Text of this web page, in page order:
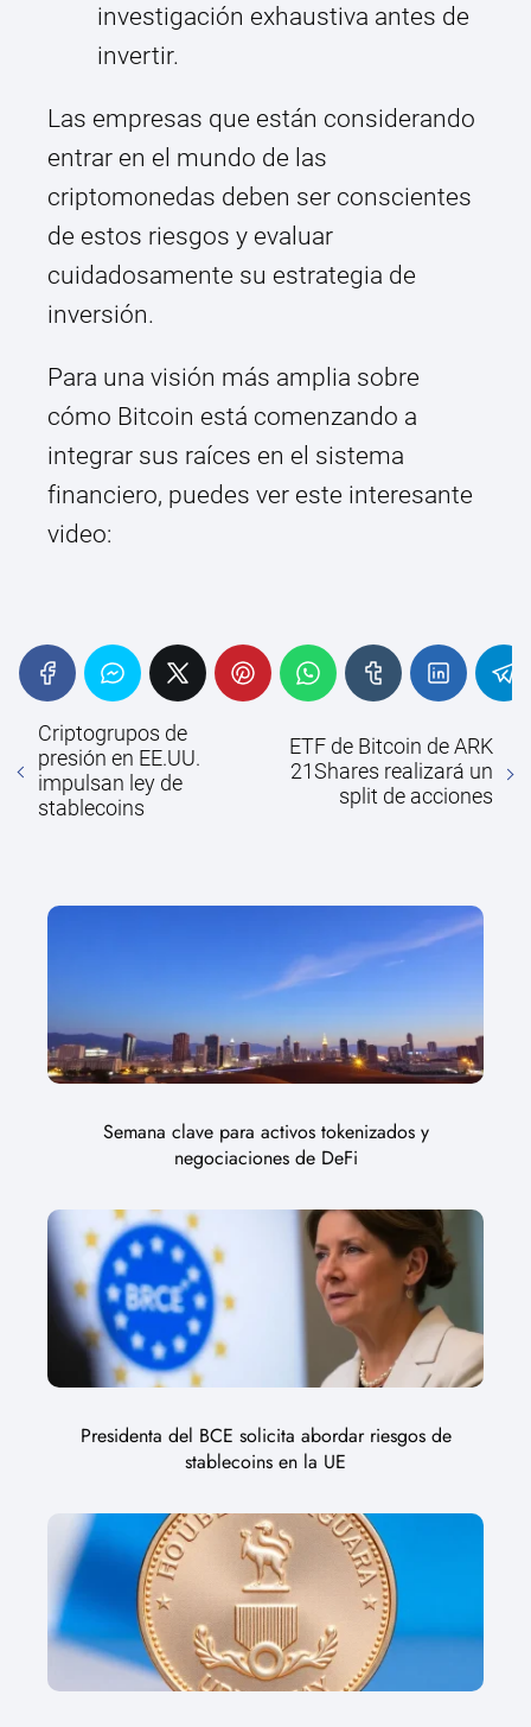
investigación exhaustiva antes de
invertir.
Las empresas que están considerando
entrar en el mundo de las
criptomonedas deben ser conscientes
de estos riesgos y evaluar
cuidadosamente su estrategia de
inversión.
Para una visión más amplia sobre
cómo Bitcoin está comenzando a
integrar sus raíces en el sistema
financiero, puedes ver este interesante
video:
Criptogrupos de
presión en EE.UU.
impulsan ley de
stablecoins
ETF de Bitcoin de ARK
21Shares realizará un
split de acciones
Semana clave para activos tokenizados y
negociaciones de DeFi
Presidenta del BCE solicita abordar riesgos de
stablecoins en la UE